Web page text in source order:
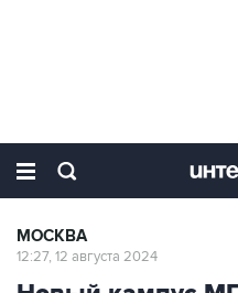
МОСКВА
12:27, 12 августа 2024